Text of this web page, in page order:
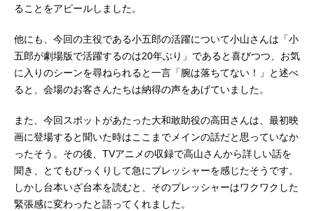
ることをアピールしました。
他にも、今回の主役である小五郎の活躍について小山さんは「小
五郎が劇場版で活躍するのは20年ぶり」であると喜びつつ、お気
に入りのシーンを尋ねられると一言「腕は落ちてない！」と述べ
ると、会場のお客さんたちは納得の声をあげていました。
また、今回スポットがあたった大和敢助役の高田さんは、最初映
画に登場すると聞いた時はここまでメインの話だと思っていなか
ったそう。その後、TVアニメの収録で高山さんから詳しい話を
聞き、とてもびっくりして急にプレッシャーを感じたそうです。
しかし台本いざ台本を読むと、そのプレッシャーはワクワクした
緊張感に変わったと語ってくれました。